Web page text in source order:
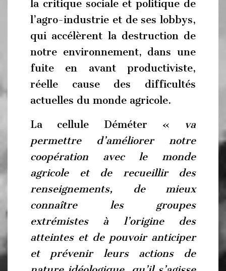
la critique sociale et politique de
l’agro-industrie et de ses lobbys,
qui accélèrent la destruction de
notre environnement, dans une
fuite en avant productiviste,
réelle cause des difficultés
actuelles du monde agricole.
La cellule Déméter « va
permettre d’améliorer notre
coopération avec le monde
agricole et de recueillir des
renseignements, de mieux
connaître les groupes
extrémistes à l’origine des
atteintes et de pouvoir anticiper
et prévenir leurs actions de